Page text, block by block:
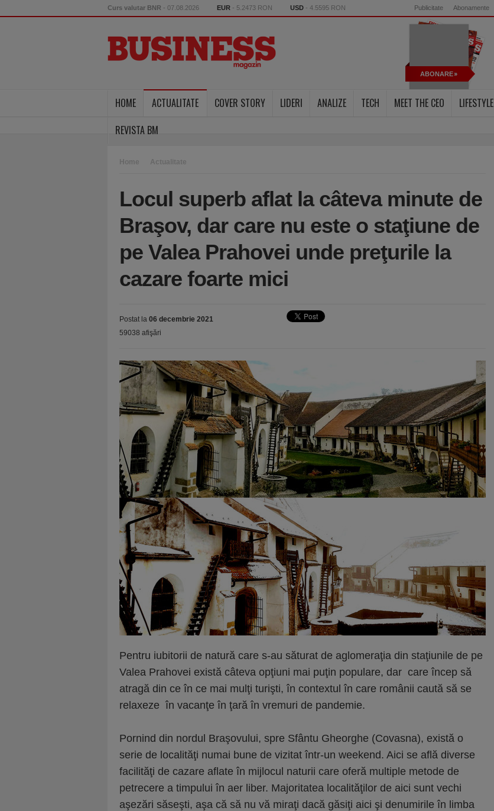
Curs valutar BNR - 07.08.2026 EUR - 5.2473 RON USD - 4.5595 RON Publicitate Abonamente
ABONARE
HOME ACTUALITATE COVER STORY LIDERI ANALIZE TECH MEET THE CEO LIFESTYLE
REVISTA BM
Home Actualitate
Locul superb aflat la câteva minute de
Braşov, dar care nu este o staţiune de
pe Valea Prahovei unde preţurile la
cazare foarte mici
Postat la 06 decembrie 2021
59038 afişări
Pentru iubitorii de natură care s-au săturat de aglomeraţia din staţiunile de pe
Valea Prahovei există câteva opţiuni mai puţin populare, dar care încep să
atragă din ce în ce mai mulţi turişti, în contextul în care românii caută să se
relaxeze în vacanţe în ţară în vremuri de pandemie.
Pornind din nordul Braşovului, spre Sfântu Gheorghe (Covasna), există o
serie de localităţi numai bune de vizitat într-un weekend. Aici se află diverse
facilităţi de cazare aflate în mijlocul naturii care oferă multiple metode de
petrecere a timpului în aer liber. Majoritatea localităţilor de aici sunt vechi
aşezări săseşti, aşa că să nu vă miraţi dacă găsiţi aici şi denumirile în limba